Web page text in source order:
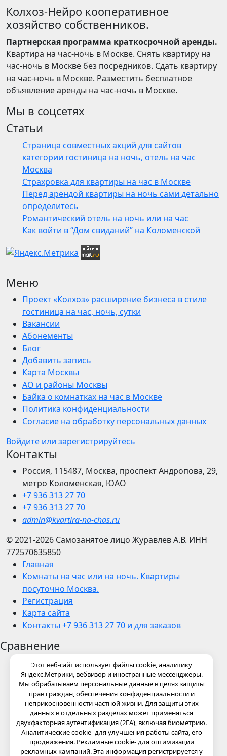
Колхоз-Нейро кооперативное
хозяйство собственников.
Партнерская программа краткосрочной аренды.
Квартира на час-ночь в Москве. Снять квартиру на
час-ночь в Москве без посредников. Сдать квартиру
на час-ночь в Москве. Разместить бесплатное
объявление аренды на час-ночь в Москве.
Мы в соцсетях
Статьи
Страница совместных акций для сайтов
категории гостиница на ночь, отель на час
Москва
Страхровка для квартиры на час в Москве
Перед арендой квартиры на ночь сами детально
определитесь
Романтический отель на ночь или на час
Как войти в “Дом свиданий” на Коломенской
Меню
Проект «Колхоз» расширение бизнеса в стиле
гостиница на час, ночь, сутки
Вакансии
Абонементы
Блог
Добавить запись
Карта Москвы
АО и районы Москвы
Байка о комнатках на час в Москве
Политика конфиденциальности
Согласие на обработку персональных данных
Войдите или зарегистрируйтесь
Контакты
Россия, 115487, Москва, проспект Андропова, 29,
метро Коломенская, ЮАО
+7 936 313 27 70
+7 936 313 27 70
admin@kvartira-na-chas.ru
© 2021-2026 Самозанятое лицо Журавлев А.В. ИНН
772570635850
Главная
Комнаты на час или на ночь. Квартиры
посуточно Москва.
Регистрация
Карта сайта
Контакты +7 936 313 27 70 и для заказов
Сравнение
Этот веб-сайт использует файлы cookie, аналитику
Яндекс.Метрики, вебвизор и иностранные мессенджеры.
Мы обрабатываем персональные данные в целях защиты
прав граждан, обеспечения конфиденциальности и
неприкосновенности частной жизни. Для защиты этих
данных в отдельных разделах может применяться
двухфакторная аутентификация (2FA), включая биометрию.
Аналитические cookie- для улучшения работы сайта, его
продвижения. Рекламные cookie- для оптимизации
рекламных кампаний. Эта информация регистрируется у